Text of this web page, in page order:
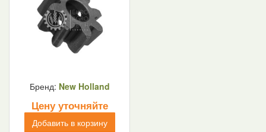
Бренд: New Holland
Цену уточняйте
Добавить в корзину